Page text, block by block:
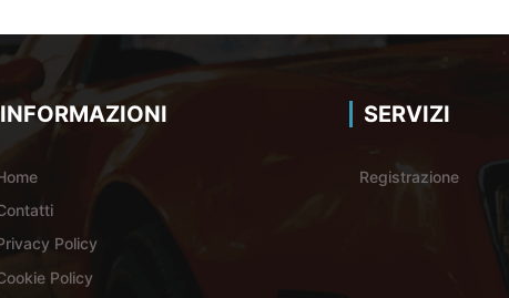
INFORMAZIONI
Policy
Policy
SERVIZI
Registrazione